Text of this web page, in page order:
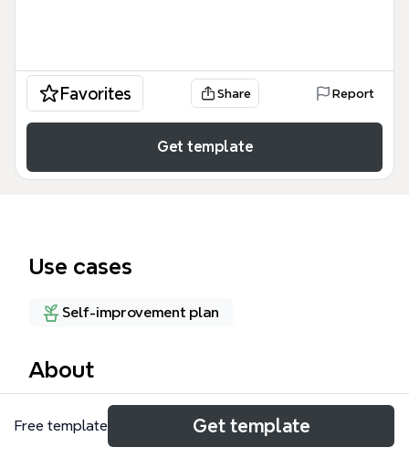
Favorites Share Report
Get template
Use cases
Self-improvement plan
About
O template 'Quem é Bruno Correia?' é um mapa
mental de autoconhecimento com 56 nós,
Free template Get template